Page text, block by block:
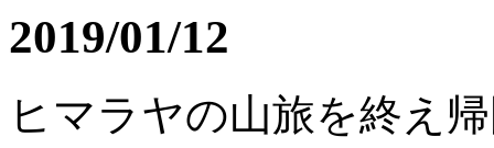
2019/01/12
ヒマラヤの山旅を終え